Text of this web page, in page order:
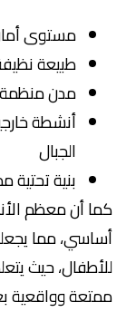
مستوى أمان
طبيعة نظيفة
مدن منظمة
أنشطة
الجبال
بنية تحتية
كما أن معظم
أساسي، مما
للأطفال، حيث
ممتعة وواقعية